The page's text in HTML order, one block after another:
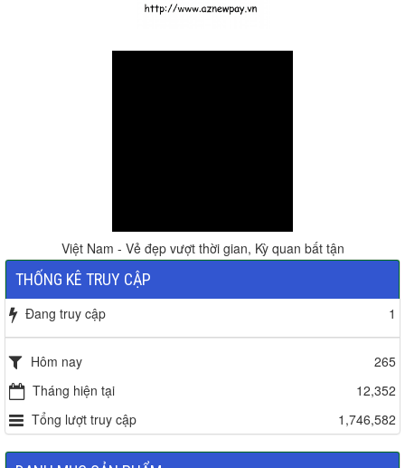
Việt Nam - Vẻ đẹp vượt thời gian, Kỳ quan bất tận
THỐNG KÊ TRUY CẬP
Đang truy cập 1
Hôm nay
265
Tháng hiện tại
12,352
Tổng lượt truy cập
1,746,582